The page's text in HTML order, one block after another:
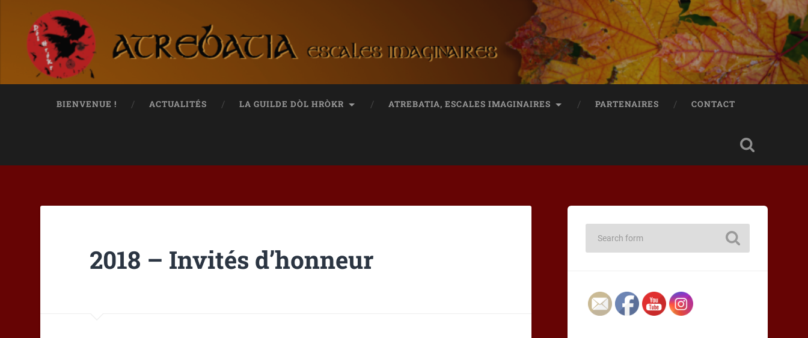
BIENVENUE ! ACTUALITÉS LA GUILDE DÒL HRÒKR ATREBATIA, ESCALES IMAGINAIRES PARTENAIRES CONTACT
2018 – Invités d’honneur